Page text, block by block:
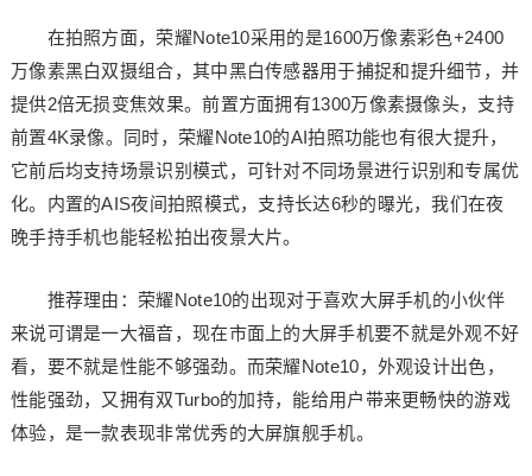
在拍照方面，荣耀Note10采用的是1600万像素彩色+2400
万像素黑白双摄组合，其中黑白传感器用于捕捉和提升细节，并
提供2倍无损变焦效果。前置方面拥有1300万像素摄像头，支持
前置4K录像。同时，荣耀Note10的AI拍照功能也有很大提升，
它前后均支持场景识别模式，可针对不同场景进行识别和专属优
化。内置的AIS夜间拍照模式，支持长达6秒的曝光，我们在夜
晚手持手机也能轻松拍出夜景大片。
推荐理由：荣耀Note10的出现对于喜欢大屏手机的小伙伴
来说可谓是一大福音，现在市面上的大屏手机要不就是外观不好
看，要不就是性能不够强劲。而荣耀Note10，外观设计出色，
性能强劲，又拥有双Turbo的加持，能给用户带来更畅快的游戏
体验，是一款表现非常优秀的大屏旗舰手机。